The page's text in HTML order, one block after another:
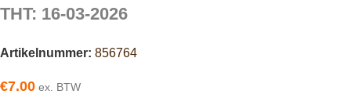
THT: 16-03-2026
Artikelnummer: 856764
€7.00 ex. BTW